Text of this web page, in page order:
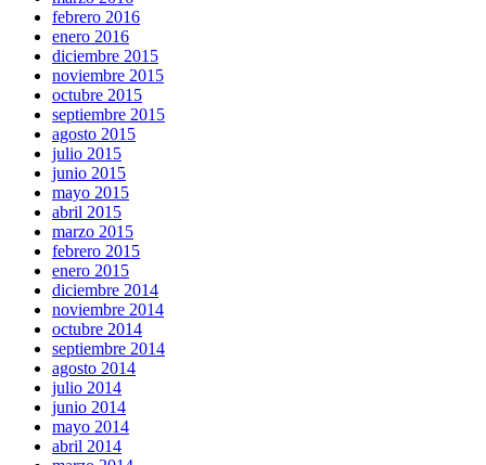
febrero 2016
enero 2016
diciembre 2015
noviembre 2015
octubre 2015
septiembre 2015
agosto 2015
julio 2015
junio 2015
mayo 2015
abril 2015
marzo 2015
febrero 2015
enero 2015
diciembre 2014
noviembre 2014
octubre 2014
septiembre 2014
agosto 2014
julio 2014
junio 2014
mayo 2014
abril 2014